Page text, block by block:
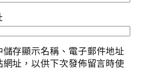
儲存顯示名稱、電子郵件地址
網址，以供下次發佈留言時使